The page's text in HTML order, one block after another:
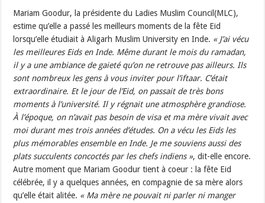
Mariam Goodur, la présidente du Ladies Muslim Council(MLC),
estime qu’elle a passé les meilleurs moments de la fête Eid
lorsqu’elle étudiait à Aligarh Muslim University en Inde. « J’ai vécu
les meilleures Eids en Inde. Même durant le mois du ramadan,
il y a une ambiance de gaieté qu’on ne retrouve pas ailleurs. Ils
sont nombreux les gens à vous inviter pour l’iftaar. C’était
extraordinaire. Et le jour de l’Eid, on passait de très bons
moments à l’université. Il y régnait une atmosphère grandiose.
À l’époque, on n’avait pas besoin de visa et ma mère vivait avec
moi durant mes trois années d’études. On a vécu les Eids les
plus mémorables ensemble en Inde. Je me souviens aussi des
plats succulents concoctés par les chefs indiens », dit-elle encore.
Autre moment que Mariam Goodur tient à coeur : la fête Eid
célébrée, il y a quelques années, en compagnie de sa mère alors
qu’elle était alitée. « Ma mère ne pouvait ni parler ni manger